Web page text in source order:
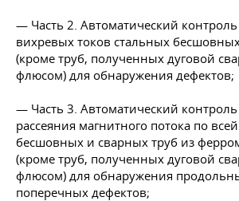
— Часть 2. Автоматический
вихревых токов стальных
(кроме труб, полученных дуговой
флюсом) для обнаружения дефектов;
— Часть 3. Автоматический
рассеяния магнитного потока по
бесшовных и сварных труб из
(кроме труб, полученных дуговой
флюсом) для обнаружения
поперечных дефектов;